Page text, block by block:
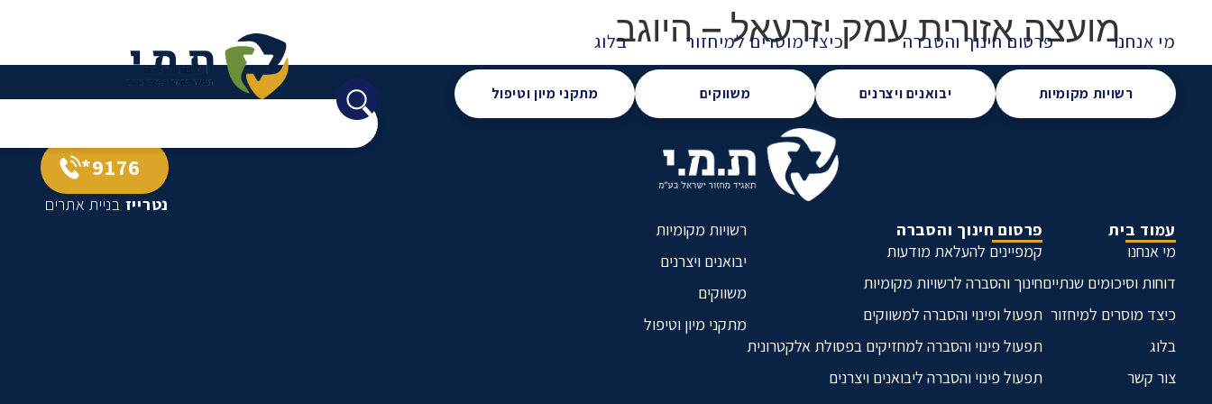
מי אנחנו פרסום חינוך והסברה כיצד מוסרים למיחזור בלוג
רשויות מקומיות יבואנים ויצרנים משווקים מתקני מיון וטיפול
מועצה אזורית עמק יזרעאל – היוגב
עמוד בית
מי אנחנו
דוחות וסיכומים שנתיים
כיצד מוסרים למיחזור
בלוג
צור קשר
פרסום חינוך והסברה
קמפיינים להעלאת מודעות
חינוך והסברה לרשויות מקומיות
תפעול ופינוי והסברה למשווקים
תפעול פינוי והסברה למחזיקים בפסולת אלקטרונית
תפעול פינוי והסברה ליבואנים ויצרנים
רשויות מקומיות
יבואנים ויצרנים
משווקים
מתקני מיון וטיפול
9176*
נטרייז בניית אתרים